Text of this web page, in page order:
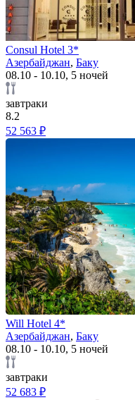
Consul Hotel 3*
Азербайджан, Баку
08.10 - 10.10, 5 ночей
завтраки
8.2
52 563 ₽
Will Hotel 4*
Азербайджан, Баку
08.10 - 10.10, 5 ночей
завтраки
52 683 ₽